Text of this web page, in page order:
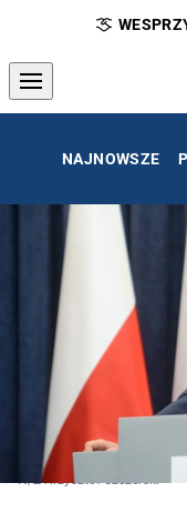
NAJNOWSZE
N/Z Krzysztof Szczerski